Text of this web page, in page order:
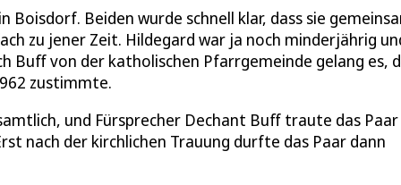
Boisdorf. Beiden wurde schnell klar, dass sie
zu jener Zeit. Hildegard war ja noch minderjährig
von der katholischen Pfarrgemeinde gelang es,
zustimmte.
und Fürsprecher Dechant Buff traute das
nach der kirchlichen Trauung durfte das Paar dann